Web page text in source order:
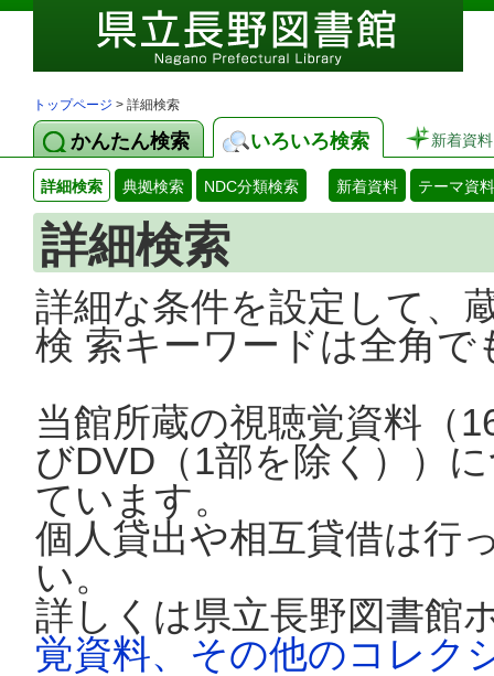
トップページ > 詳細検索
かんたん検索 いろいろ検索 新着資料
詳細検索 典拠検索 NDC分類検索 新着資料 テーマ資料
詳細検索
詳細な条件を設定して、
検 索キーワードは全角
当館所蔵の視聴覚資料（
びDVD（1部を除く））
ています。
個人貸出や相互貸借は行
い。
詳しくは県立長野図書館
覚資料、その他のコレク